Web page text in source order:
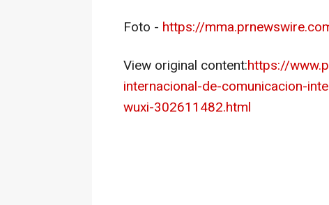
Foto - https://
View original content:https://
internacional-de-comunicacion-
wuxi-302611482.html